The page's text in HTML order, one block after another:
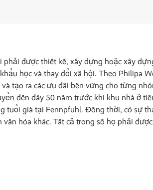
được thiết kế, xây dựng hoặc xây
học và thay đổi xã hội. Theo Philipa
tạo ra các ưu đãi bền vững cho từng
đến đây 50 năm trước khi khu nhà ở
tuổi già tại Fennpfuhl. Đồng thời, có sự
hóa khác. Tất cả trong số họ phải